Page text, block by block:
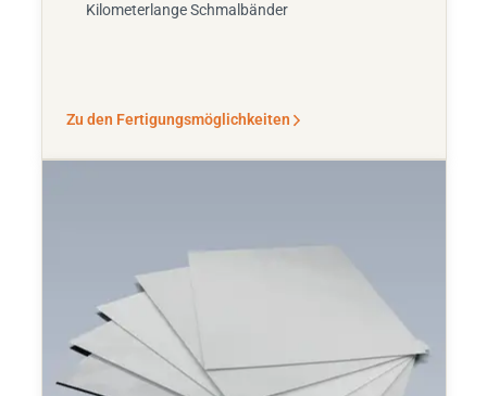
Kilometerlange Schmalbänder
Zu den Fertigungsmöglichkeiten